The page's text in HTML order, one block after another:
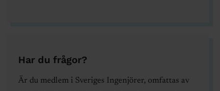
Har du frågor?
Är du medlem i Sveriges Ingenjörer, omfattas av